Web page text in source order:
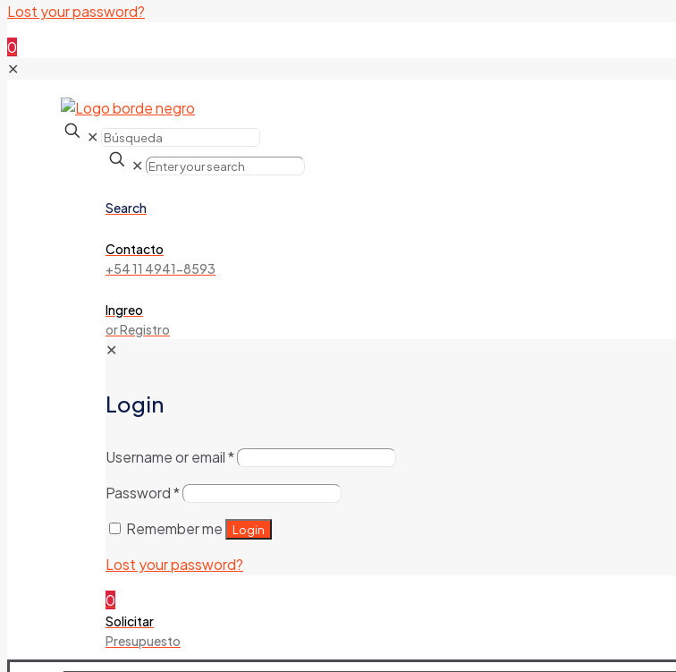
Lost your password?
0
✕
✕
✕
Search
Contacto
+54 11 4941-8593
Ingreo
or Registro
✕
Login
Username or email*
Password*
Remember me
Login
Lost your password?
0
Solicitar
Presupuesto